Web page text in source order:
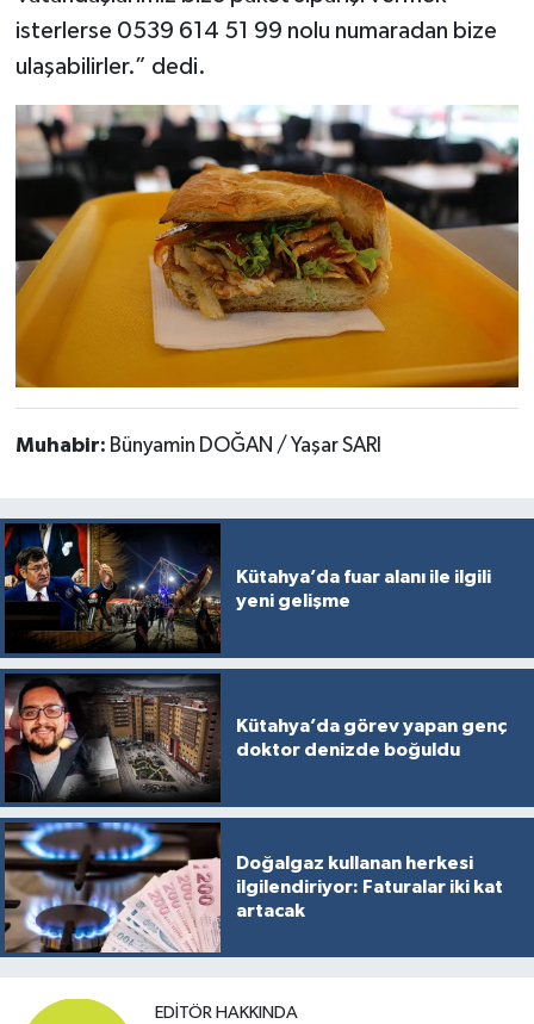
isterlerse 0539 614 51 99 nolu numaradan bize
ulaşabilirler.” dedi.
Muhabir: Bünyamin DOĞAN / Yaşar SARI
Kütahya’da fuar alanı ile ilgili
yeni gelişme
Kütahya’da görev yapan genç
doktor denizde boğuldu
Doğalgaz kullanan herkesi
ilgilendiriyor: Faturalar iki kat
artacak
EDITÖR HAKKINDA